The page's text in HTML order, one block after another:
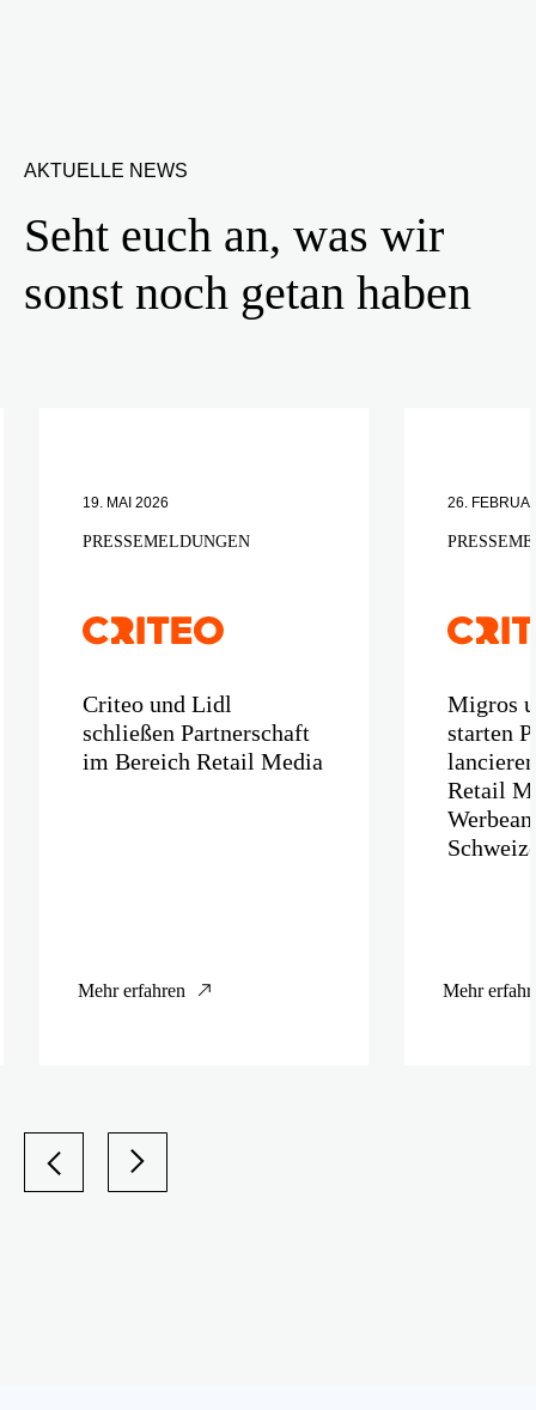
AKTUELLE NEWS
Seht euch an, was wir
sonst noch getan haben
19. MAI 2026
PRESSEMELDUNGEN
Criteo und Lidl
schließen Partnerschaft
im Bereich Retail Media
Mehr erfahren
26.
Migros
starten
Retail
Mehr